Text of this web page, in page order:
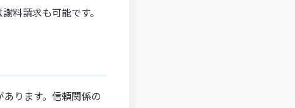
料請求も可能です。
ります。信頼関係の